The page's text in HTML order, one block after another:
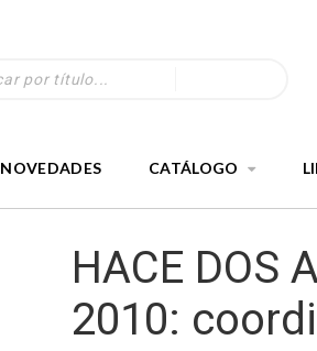
NOVEDADES CATÁLOGO
HACE DOS
2010: